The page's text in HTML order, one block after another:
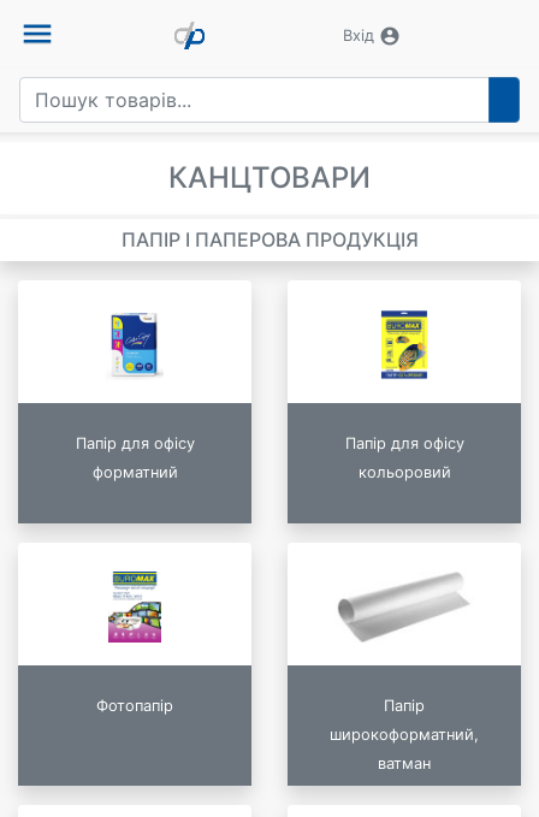
menu Вхід account_circle
КАНЦТОВАРИ
ПАПІР І ПАПЕРОВА ПРОДУКЦІЯ
Папір для офісу
форматний
Папір для офісу
кольоровий
Фотопапір
Папір
широкоформатний,
ватман